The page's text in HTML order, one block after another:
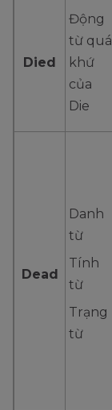
Died
Động
từ quá
khứ
của
Die
Dead
Danh
từ
Tính
từ
Trạng
từ